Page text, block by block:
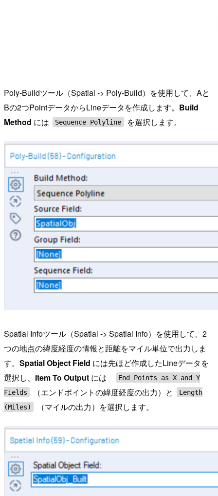
Poly-Buildツール（Spatial -> Poly-Build）を使用して、Aと
Bの2つPointデータからLineデータを作成します。 Build
Method には Sequence Polyline を選択します。
Spatial Infoツール（Spatial -> Spatial Info）を使用して、2
つの地点の緯度経度の情報と距離をマイル単位で出力しま
す。 Spatial Object Field には先ほど作成したLineデータを
選択し、 Item To Output には
End Points as X and Y
Fields
（エンドポイントの緯度経度の出力）と
Length
(Miles)
（マイルの出力）を選択します。